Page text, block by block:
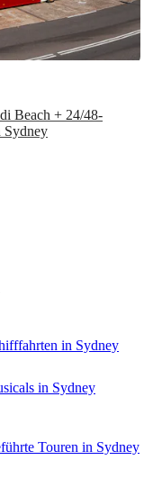
Beach + 24/48-
Sydney
in Sydney
in Sydney
Touren in Sydney